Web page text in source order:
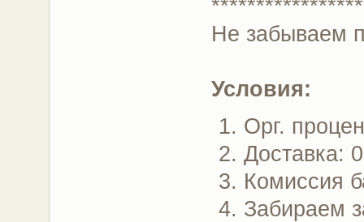
Не забываем
Условия:
Орг.
Доставка:
Комиссия
Забираем